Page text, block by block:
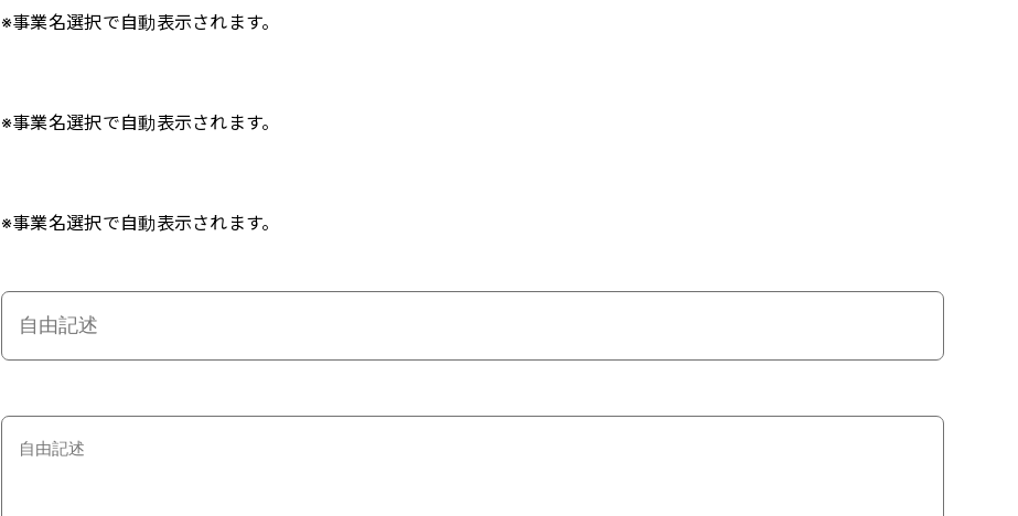
※事業名選択で自動表示されます。
※事業名選択で自動表示されます。
※事業名選択で自動表示されます。